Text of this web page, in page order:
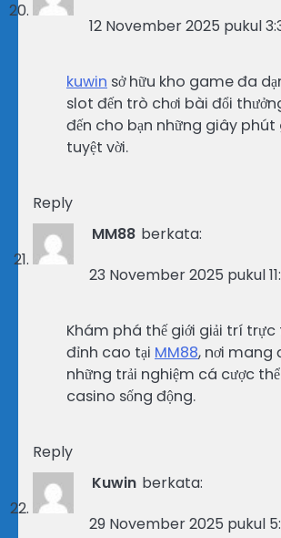
12 November 2025 pukul
kuwin sở hữu kho game đa
slot đến trò chơi bài đổi
đến cho bạn những giây phút
tuyệt vời.
Reply
MM88 berkata:
23 November 2025 pukul
Khám phá thế giới giải trí trực
đỉnh cao tại MM88, nơi mang
những trải nghiệm cá cược
casino sống động.
Reply
Kuwin berkata:
29 November 2025 pukul